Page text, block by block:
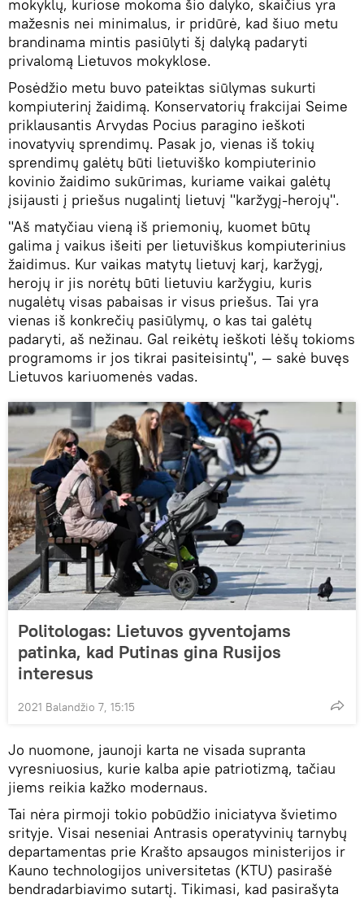
mokyklų, kuriose mokoma šio dalyko, skaičius yra
mažesnis nei minimalus, ir pridūrė, kad šiuo metu
brandinama mintis pasiūlyti šį dalyką padaryti
privalomą Lietuvos mokyklose.
Posėdžio metu buvo pateiktas siūlymas sukurti
kompiuterinį žaidimą. Konservatorių frakcijai Seime
priklausantis Arvydas Pocius paragino ieškoti
inovatyvių sprendimų. Pasak jo, vienas iš tokių
sprendimų galėtų būti lietuviško kompiuterinio
kovinio žaidimo sukūrimas, kuriame vaikai galėtų
įsijausti į priešus nugalintį lietuvį "karžygį-herojų".
"Aš matyčiau vieną iš priemonių, kuomet būtų
galima į vaikus išeiti per lietuviškus kompiuterinius
žaidimus. Kur vaikas matytų lietuvį karį, karžygį,
herojų ir jis norėtų būti lietuviu karžygiu, kuris
nugalėtų visas pabaisas ir visus priešus. Tai yra
vienas iš konkrečių pasiūlymų, o kas tai galėtų
padaryti, aš nežinau. Gal reikėtų ieškoti lėšų tokioms
programoms ir jos tikrai pasiteisintų", — sakė buvęs
Lietuvos kariuomenės vadas.
Politologas: Lietuvos gyventojams
patinka, kad Putinas gina Rusijos
interesus
2021 Balandžio 7, 15:15
Jo nuomone, jaunoji karta ne visada supranta
vyresniuosius, kurie kalba apie patriotizmą, tačiau
jiems reikia kažko modernaus.
Tai nėra pirmoji tokio pobūdžio iniciatyva švietimo
srityje. Visai neseniai Antrasis operatyvinių tarnybų
departamentas prie Krašto apsaugos ministerijos ir
Kauno technologijos universitetas (KTU) pasirašė
bendradarbiavimo sutartį. Tikimasi, kad pasirašyta